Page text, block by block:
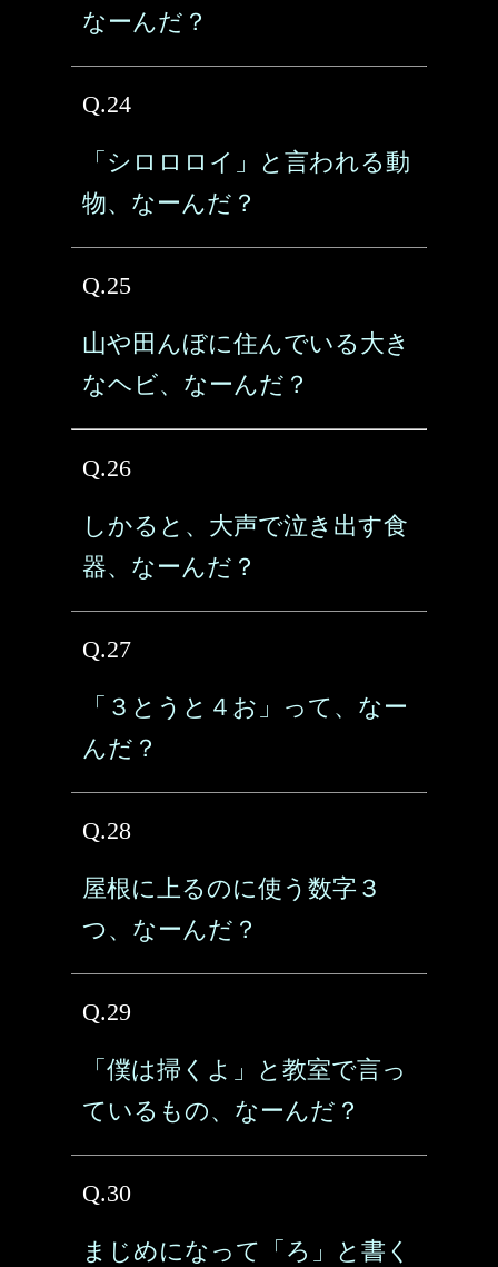
なーんだ？
Q.24
「シロロロイ」と言われる動
物、なーんだ？
Q.25
山や田んぼに住んでいる大き
なヘビ、なーんだ？
Q.26
しかると、大声で泣き出す食
器、なーんだ？
Q.27
「３とうと４お」って、なー
んだ？
Q.28
屋根に上るのに使う数字３
つ、なーんだ？
Q.29
「僕は掃くよ」と教室で言っ
ているもの、なーんだ？
Q.30
まじめになって「ろ」と書く